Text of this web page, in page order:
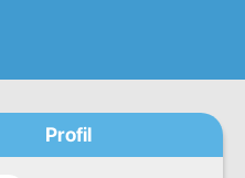
Profil